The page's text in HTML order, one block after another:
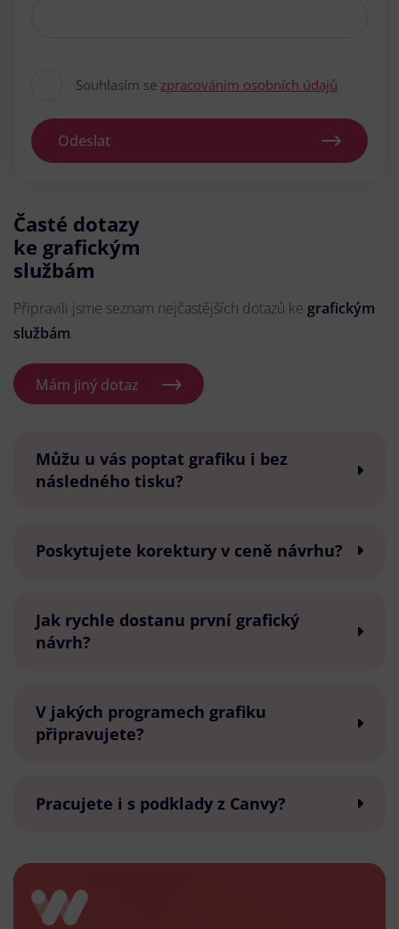
Souhlasím se zpracováním osobních údajů
Odeslat
Časté dotazy
ke grafickým
službám
Připravili jsme seznam nejčastějších dotazů ke grafickým
službám.
Mám jiný dotaz
Můžu u vás poptat grafiku i bez
následného tisku?
Poskytujete korektury v ceně návrhu?
Jak rychle dostanu první grafický
návrh?
V jakých programech grafiku
připravujete?
Pracujete i s podklady z Canvy?